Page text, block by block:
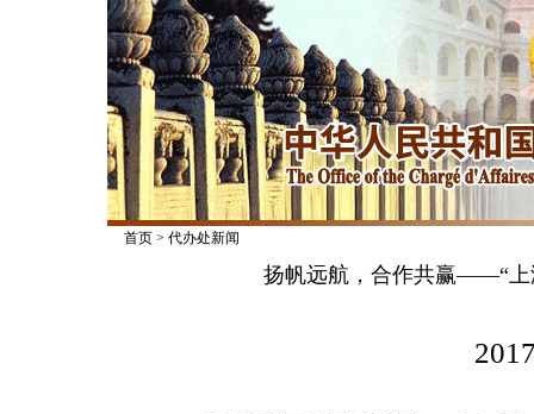
首页> 代办处新闻
扬帆远航，合作共赢——“上